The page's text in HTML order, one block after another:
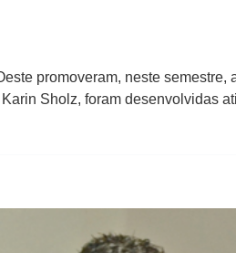
promoveram, neste semestre,
Sholz, foram desenvolvidas